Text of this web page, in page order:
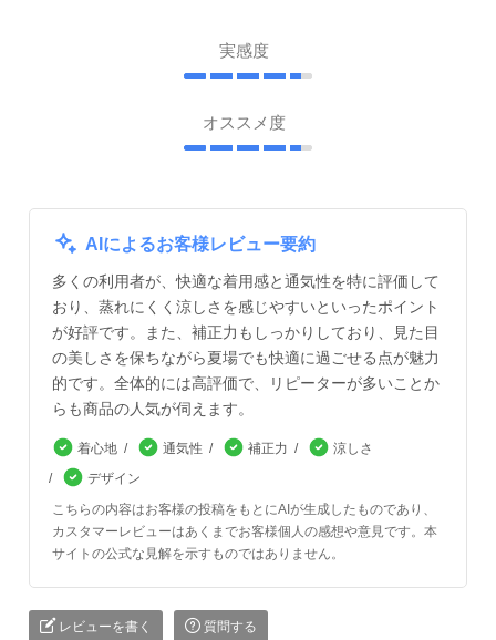
実感度
オススメ度
AIによるお客様レビュー要約
多くの利用者が、快適な着用感と通気性を特に評価して
おり、蒸れにくく涼しさを感じやすいといったポイント
が好評です。また、補正力もしっかりしており、見た目
の美しさを保ちながら夏場でも快適に過ごせる点が魅力
的です。全体的には高評価で、リピーターが多いことか
らも商品の人気が伺えます。
着心地 通気性 補正力
涼しさ
デザイン
こちらの内容はお客様の投稿をもとにAIが生成したものであり、
カスタマーレビューはあくまでお客様個人の感想や意見です。本
サイトの公式な見解を示すものではありません。
レビューを書く 質問する